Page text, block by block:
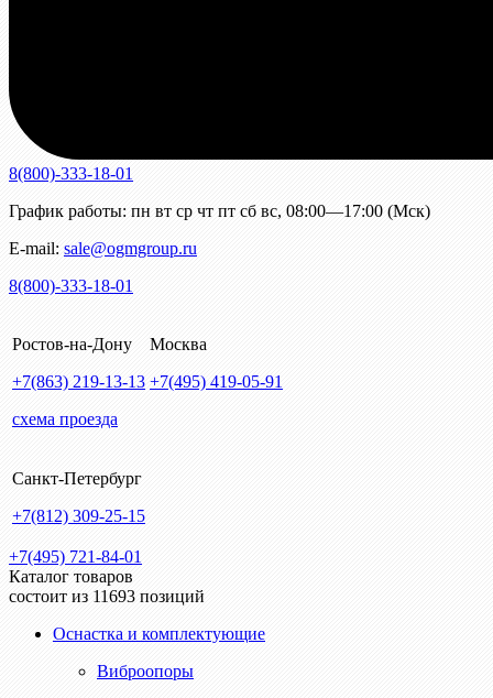
8(800)-333-18-01
График работы: пн вт ср чт пт сб вс, 08:00—17:00 (Мск)
E-mail: sale@ogmgroup.ru
8(800)-333-18-01
Ростов-на-Дону
+7(863) 219-13-13
схема проезда
Москва
+7(495) 419-05-91
Санкт-Петербург
+7(812) 309-25-15
+7(495) 721-84-01
Каталог товаров
состоит из 11693 позиций
Оснастка и комплектующие
Виброопоры